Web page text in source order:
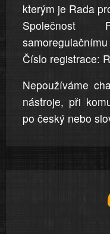
kterým je Rada
Společnost
Číslo registrace:
Nepoužíváme
nástroje, při
po český nebo